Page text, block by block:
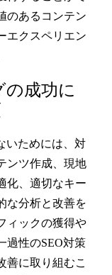
のあるコンテン
エクスペリエン
の成功に
いためには、対
ンツ作成、現地
化、適切なキー
な分析と改善を
ィックの獲得や
過性のSEO対策
善に取り組むこ